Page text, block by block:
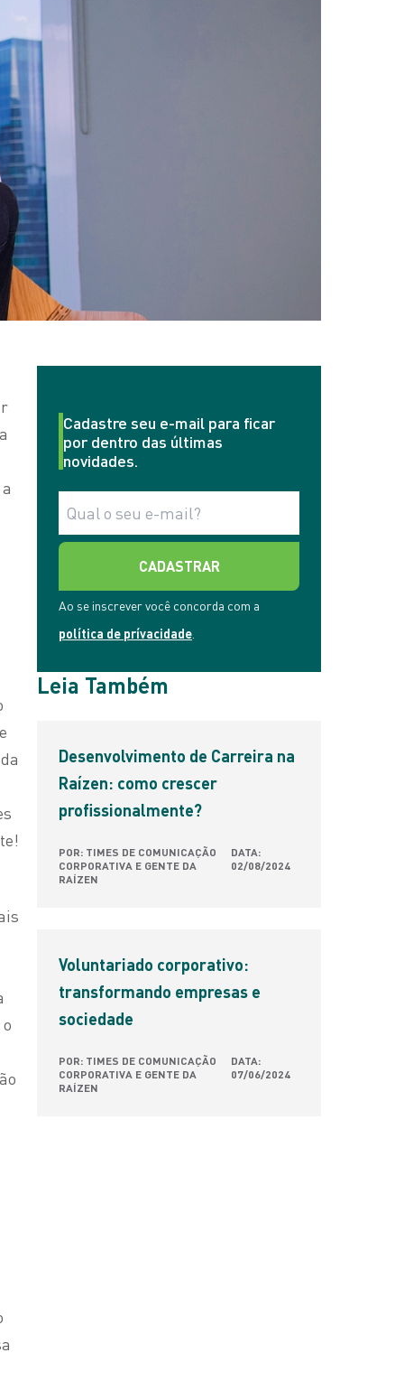
Cadastre seu e-mail para ficar
por dentro das últimas
novidades.
CADASTRAR
Ao se inscrever você concorda com a
política de prívacidade
Leia Também
Desenvolvimento de Carreira na
Raízen: como crescer
profissionalmente?
POR: TIMES DE COMUNICAÇÃO
CORPORATIVA E GENTE DA
RAÍZEN
DATA:
02/08/2024
Voluntariado corporativo:
transformando empresas e
sociedade
POR: TIMES DE COMUNICAÇÃO
CORPORATIVA E GENTE DA
RAÍZEN
DATA:
07/06/2024